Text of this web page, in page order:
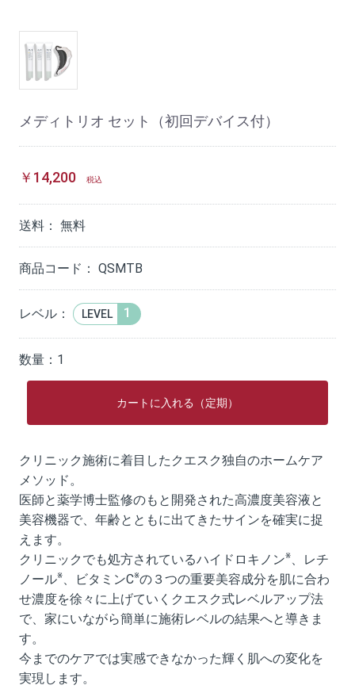
メディトリオ セット（初回デバイス付）
￥14,200 税込
送料：無料
商品コード：QSMTB
レベル： LEVEL 1
数量 ：1
カートに入れる（定期）
クリニック施術に着目したクエスク独自のホームケア
メソッド。
医師と薬学博士監修のもと開発された高濃度美容液と
美容機器で、年齢とともに出てきたサインを確実に捉
えます。
クリニックでも処方されているハイドロキノン※
、レチ
ノール※ 、ビタミンC※の３つの重要美容成分を肌に合わ
せ濃度を徐々に上げていくクエスク式レベルアップ法
で、家にいながら簡単に施術レベルの結果へと導きま
す。
今までのケアでは実感できなかった輝く肌への変化を
実現します。